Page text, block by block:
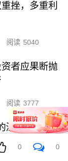
挫，多重利
阅读 5040
者应果断抛
阅读 3777
深度震荡
0 0